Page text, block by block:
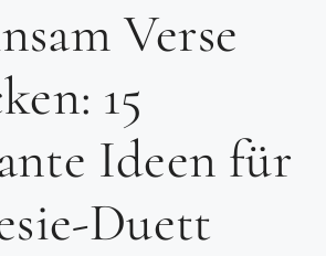
Verse
15
Ideen für
Duett